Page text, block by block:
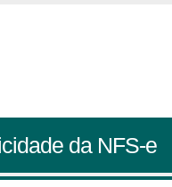
da NFS-e